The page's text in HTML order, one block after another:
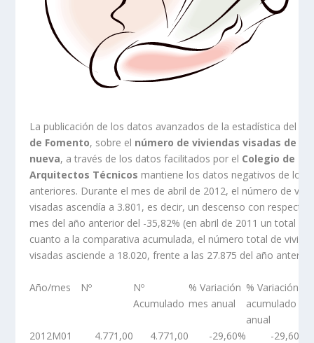
La publicación de los datos avanzados de la estadística del
de Fomento, sobre el número de viviendas visadas de
nueva, a través de los datos facilitados por el Colegio de
Arquitectos Técnicos mantiene los datos negativos de los
anteriores. Durante el mes de abril de 2012, el número de
visadas ascendía a 3.801, es decir, un descenso con respecto
mes del año anterior del -35,82% (en abril de 2011 un total de
cuanto a la comparativa acumulada, el número total de
visadas asciende a 18.020, frente a las 27.875 del año anterior.
Año/mes Nº
Nº
Acumulado
% Variación
mes anual
% Variación
acumulado
anual
2012M01
4.771,00 4.771,00 -29,60%
-29,60%